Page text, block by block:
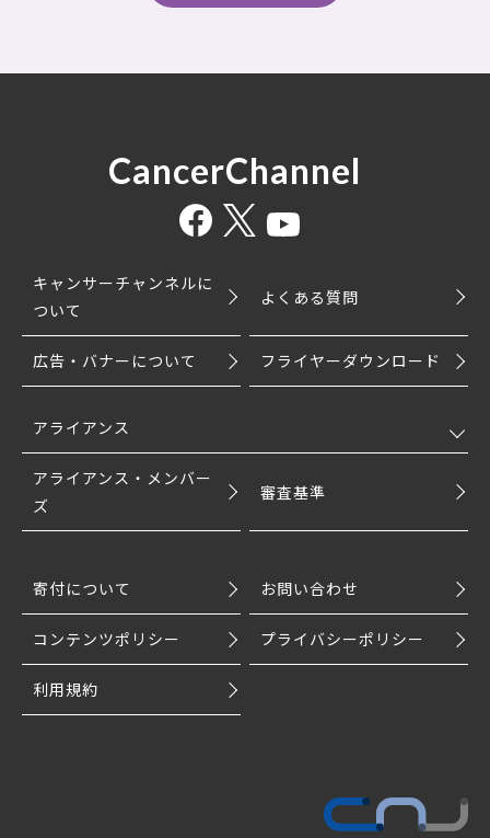
CancerChannel
キャンサーチャンネルに
ついて
よくある質問
広告・バナーについて フライヤーダウンロード
アライアンス
アライアンス・メンバー
ズ
審査基準
寄付について お問い合わせ
コンテンツポリシー プライバシーポリシー
利用規約